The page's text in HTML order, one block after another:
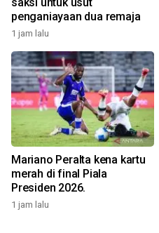
penganiayaan dua remaja
1 jam lalu
Mariano Peralta kena kartu
merah di final Piala
Presiden 2026.
1 jam lalu